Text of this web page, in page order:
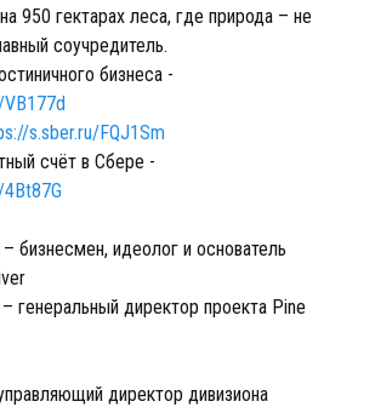
950 гектарах леса, где природа – не
соучредитель.
бизнеса -
s.sber.ru/FQJ1Sm
счёт в Сбере -
бизнесмен, идеолог и основатель
генеральный директор проекта Pine
директор дивизиона